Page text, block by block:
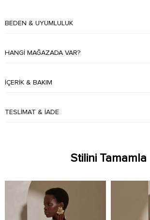
BEDEN & UYUMLULUK
HANGI MAĞAZADA VAR?
İÇERIK & BAKIM
TESLIMAT & İADE
Stilini Tamamla